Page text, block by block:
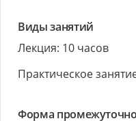
Виды занятий
Лекция: 10 часов
Практическое
Форма